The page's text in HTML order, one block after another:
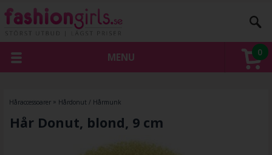
0
MENU
Håraccessoarer» Hårdonut / Hårmunk
Hår Donut, blond, 9 cm